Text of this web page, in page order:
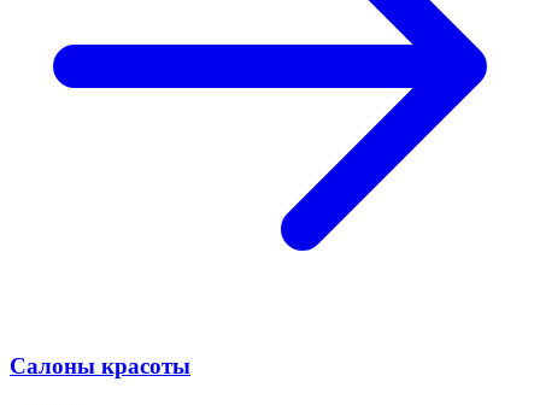
Салоны красоты